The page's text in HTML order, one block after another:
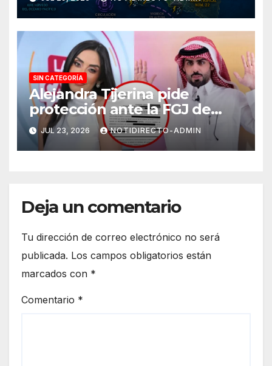
SIN CATEGORÍA
Alejandra Tijerina pide
protección ante la FGJ de
CdMx por vîolêncîa mediática
y psicológica de Masad
Altamimi, integrante de La
JUL 23, 2026 NOTIDIRECTO-ADMIN
Deja un comentario
Tu dirección de correo electrónico no será
publicada. Los campos obligatorios están
marcados con *
Comentario *